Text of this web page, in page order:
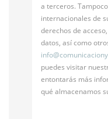
a terceros.
internacionales de
derechos de
datos, así como
info@
puedes visitar
entontarás más
qué almacenamos